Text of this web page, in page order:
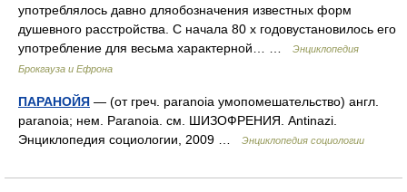
употреблялось давно дляобозначения известных форм
душевного расстройства. С начала 80 х годовустановилось его
употребление для весьма характерной… …
Энциклопедия
Брокгауза и Ефрона
ПАРАНОЙЯ — (от греч. paranoia умопомешательство) англ.
paranoia; нем. Paranoia. см. ШИЗОФРЕНИЯ. Antinazi.
Энциклопедия социологии, 2009 …
Энциклопедия социологии